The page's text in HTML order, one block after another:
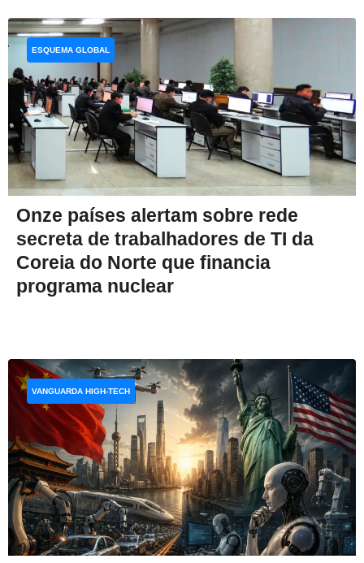
Onze países alertam sobre rede
secreta de trabalhadores de TI da
Coreia do Norte que financia
programa nuclear
ESQUEMA GLOBAL
VANGUARDA HIGH-TECH